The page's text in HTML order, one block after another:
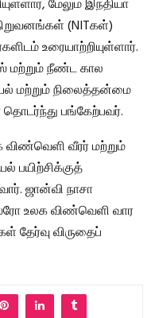
மேலும் இந்தியா
(NITகள்)
உரையாற்றியுள்ளார்.
நீண்ட கால
மற்றும் நிலைத்தன்மை
தொடர்ந்து பங்கேற்பவர்.
வீரர் மற்றும்
பயிற்சிக்குத்
ஜான்வி நாசா
உலக விண்வெளி வார
தேர்வு விருதைப்